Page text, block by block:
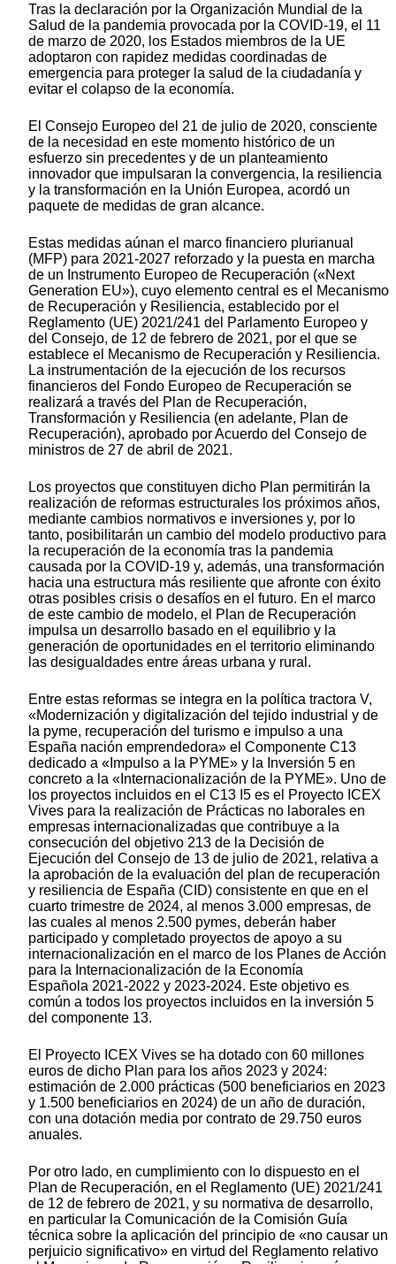
Tras la declaración por la Organización Mundial de la
Salud de la pandemia provocada por la COVID-19, el 11
de marzo de 2020, los Estados miembros de la UE
adoptaron con rapidez medidas coordinadas de
emergencia para proteger la salud de la ciudadanía y
evitar el colapso de la economía.
El Consejo Europeo del 21 de julio de 2020, consciente
de la necesidad en este momento histórico de un
esfuerzo sin precedentes y de un planteamiento
innovador que impulsaran la convergencia, la resiliencia
y la transformación en la Unión Europea, acordó un
paquete de medidas de gran alcance.
Estas medidas aúnan el marco financiero plurianual
(MFP) para 2021-2027 reforzado y la puesta en marcha
de un Instrumento Europeo de Recuperación («Next
Generation EU»), cuyo elemento central es el Mecanismo
de Recuperación y Resiliencia, establecido por el
Reglamento (UE) 2021/241 del Parlamento Europeo y
del Consejo, de 12 de febrero de 2021, por el que se
establece el Mecanismo de Recuperación y Resiliencia.
La instrumentación de la ejecución de los recursos
financieros del Fondo Europeo de Recuperación se
realizará a través del Plan de Recuperación,
Transformación y Resiliencia (en adelante, Plan de
Recuperación), aprobado por Acuerdo del Consejo de
ministros de 27 de abril de 2021.
Los proyectos que constituyen dicho Plan permitirán la
realización de reformas estructurales los próximos años,
mediante cambios normativos e inversiones y, por lo
tanto, posibilitarán un cambio del modelo productivo para
la recuperación de la economía tras la pandemia
causada por la COVID-19 y, además, una transformación
hacia una estructura más resiliente que afronte con éxito
otras posibles crisis o desafíos en el futuro. En el marco
de este cambio de modelo, el Plan de Recuperación
impulsa un desarrollo basado en el equilibrio y la
generación de oportunidades en el territorio eliminando
las desigualdades entre áreas urbana y rural.
Entre estas reformas se integra en la política tractora V,
«Modernización y digitalización del tejido industrial y de
la pyme, recuperación del turismo e impulso a una
España nación emprendedora» el Componente C13
dedicado a «Impulso a la PYME» y la Inversión 5 en
concreto a la «Internacionalización de la PYME». Uno de
los proyectos incluidos en el C13 I5 es el Proyecto ICEX
Vives para la realización de Prácticas no laborales en
empresas internacionalizadas que contribuye a la
consecución del objetivo 213 de la Decisión de
Ejecución del Consejo de 13 de julio de 2021, relativa a
la aprobación de la evaluación del plan de recuperación
y resiliencia de España (CID) consistente en que en el
cuarto trimestre de 2024, al menos 3.000 empresas, de
las cuales al menos 2.500 pymes, deberán haber
participado y completado proyectos de apoyo a su
internacionalización en el marco de los Planes de Acción
para la Internacionalización de la Economía
Española 2021-2022 y 2023-2024. Este objetivo es
común a todos los proyectos incluidos en la inversión 5
del componente 13.
El Proyecto ICEX Vives se ha dotado con 60 millones
euros de dicho Plan para los años 2023 y 2024:
estimación de 2.000 prácticas (500 beneficiarios en 2023
y 1.500 beneficiarios en 2024) de un año de duración,
con una dotación media por contrato de 29.750 euros
anuales.
Por otro lado, en cumplimiento con lo dispuesto en el
Plan de Recuperación, en el Reglamento (UE) 2021/241
de 12 de febrero de 2021, y su normativa de desarrollo,
en particular la Comunicación de la Comisión Guía
técnica sobre la aplicación del principio de «no causar un
perjuicio significativo» en virtud del Reglamento relativo